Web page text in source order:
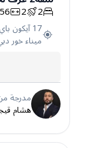
شقة
2
2
17 آيكون باي
ميناء خور
مدرجة
هشام